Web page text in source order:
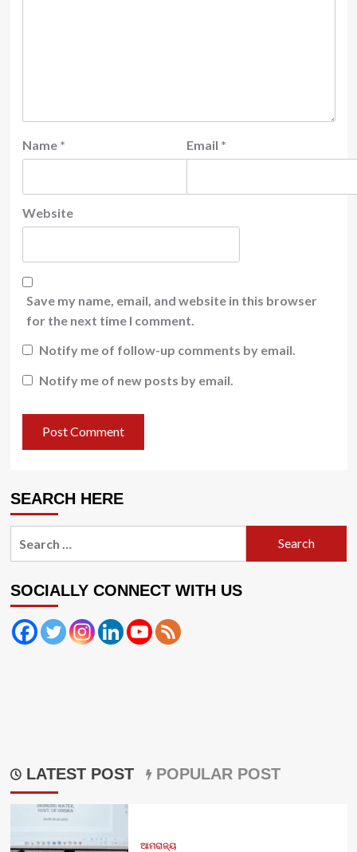
Name * Email *
Website
Save my name, email, and website in this browser
for the next time I comment.
Notify me of follow-up comments by email.
Notify me of new posts by email.
SEARCH HERE
SOCIALLY CONNECT WITH US
LATEST POST POPULAR POST
ଆମରାଜ୍ୟ